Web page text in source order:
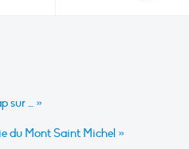
sur … »
du Mont Saint Michel »